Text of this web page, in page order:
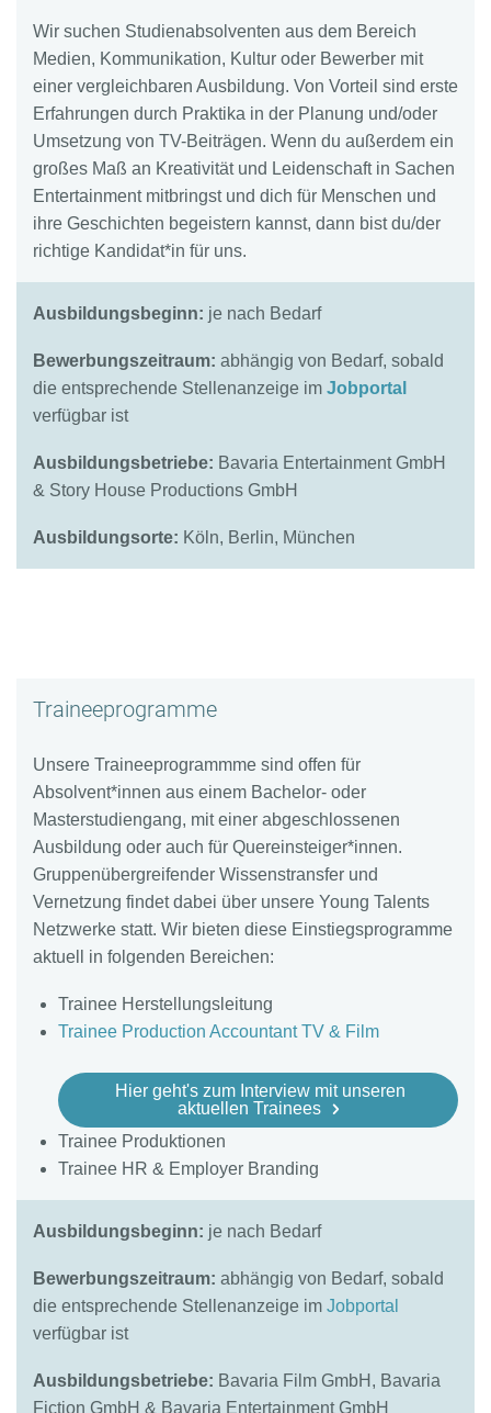
Wir suchen Studienabsolventen aus dem Bereich
Medien, Kommunikation, Kultur oder Bewerber mit
einer vergleichbaren Ausbildung. Von Vorteil sind erste
Erfahrungen durch Praktika in der Planung und/oder
Umsetzung von TV-Beiträgen. Wenn du außerdem ein
großes Maß an Kreativität und Leidenschaft in Sachen
Entertainment mitbringst und dich für Menschen und
ihre Geschichten begeistern kannst, dann bist du/der
richtige Kandidat*in für uns.
Ausbildungsbeginn: je nach Bedarf
Bewerbungszeitraum: abhängig von Bedarf, sobald
die entsprechende Stellenanzeige im Jobportal
verfügbar ist
Ausbildungsbetriebe: Bavaria Entertainment GmbH
& Story House Productions GmbH
Ausbildungsorte: Köln, Berlin, München
Traineeprogramme
Unsere Traineeprogrammme sind offen für
Absolvent*innen aus einem Bachelor- oder
Masterstudiengang, mit einer abgeschlossenen
Ausbildung oder auch für Quereinsteiger*innen.
Gruppenübergreifender Wissenstransfer und
Vernetzung findet dabei über unsere Young Talents
Netzwerke statt. Wir bieten diese Einstiegsprogramme
aktuell in folgenden Bereichen:
Trainee Herstellungsleitung
Trainee Production Accountant TV & Film
Hier geht's zum Interview mit unseren
aktuellen Trainees
Trainee Produktionen
Trainee HR & Employer Branding
Ausbildungsbeginn: je nach Bedarf
Bewerbungszeitraum: abhängig von Bedarf, sobald
die entsprechende Stellenanzeige im Jobportal
verfügbar ist
Ausbildungsbetriebe: Bavaria Film GmbH, Bavaria
Fiction GmbH & Bavaria Entertainment GmbH